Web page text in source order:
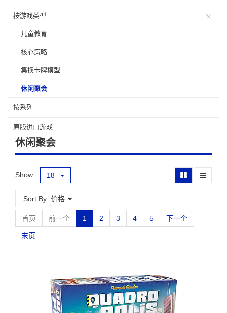
按游戏类型
儿童教育
核心策略
集换卡牌模型
休闲聚会
按系列
原版进口游戏
休闲聚会
Show 18
Sort By: 价格
首页 前一个 1 2 3 4 5 下一个
末页